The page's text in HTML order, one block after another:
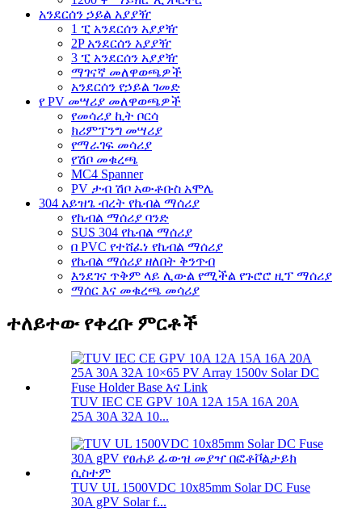
አንደርሰን ኃይል አያያዥ
1 ፒ አንደርሰን አያያዥ
2P አንደርሰን አያያዥ
3 ፒ አንደርሰን አያያዥ
ማገናኛ መለዋወጫዎች
አንደርሰን የኃይል ገመድ
የ PV መሣሪያ መለዋወጫዎች
የመሳሪያ ኪት ቦርሳ
ክሪምፕንግ መሣሪያ
የማራገፍ መሳሪያ
የሽቦ መቁረጫ
MC4 Spanner
PV ታብ ሽቦ አውቶቡስ አሞሌ
304 አይዝጌ ብረት የኬብል ማሰሪያ
የኬብል ማሰሪያ ባንድ
SUS 304 የኬብል ማሰሪያ
በ PVC የተሸፈነ የኬብል ማሰሪያ
የኬብል ማሰሪያ ዘለበት ቅንጥብ
እንደገና ጥቅም ላይ ሊውል የሚችል የጉሮሮ ዚፕ ማሰሪያ
ማሰር እና መቁረጫ መሳሪያ
ተለይተው የቀረቡ ምርቶች
TUV IEC CE GPV 10A 12A 15A 16A 20A
25A 30A 32A 10...
TUV UL 1500VDC 10x85mm Solar DC Fuse
30A gPV Solar f...